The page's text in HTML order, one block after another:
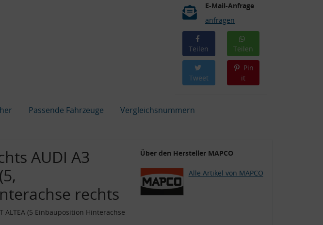
E-Mail-Anfrage
anfragen
Teilen Teilen
Tweet
Pin
it
Passende Fahrzeuge
Vergleichsnummern
AUDI A3
rechts
ALTEA (5 Einbauposition Hinterachse
Über den Hersteller MAPCO
Alle Artikel von MAPCO